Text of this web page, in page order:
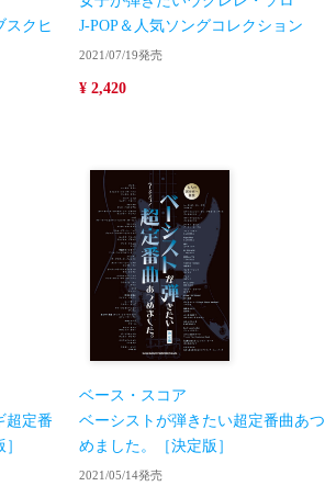
スクヒ
J-POP＆人気ソングコレクション
2021/07/19発売
¥ 2,420
超定番
ベース・スコア
ベーシストが弾きたい超定番曲あつ
めました。［決定版］
2021/05/14発売